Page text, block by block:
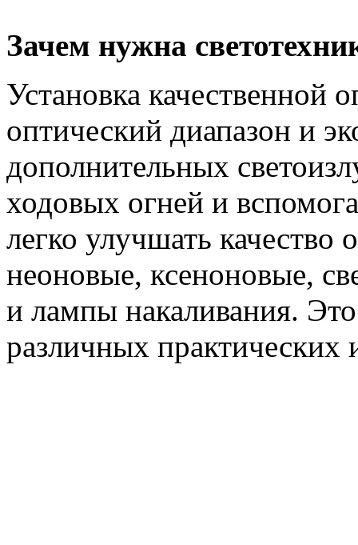
Зачем нужна
Установка качественной
оптический диапазон и
дополнительных
ходовых огней и
легко улучшать
неоновые, ксеноновые,
и лампы накаливания.
различных практических